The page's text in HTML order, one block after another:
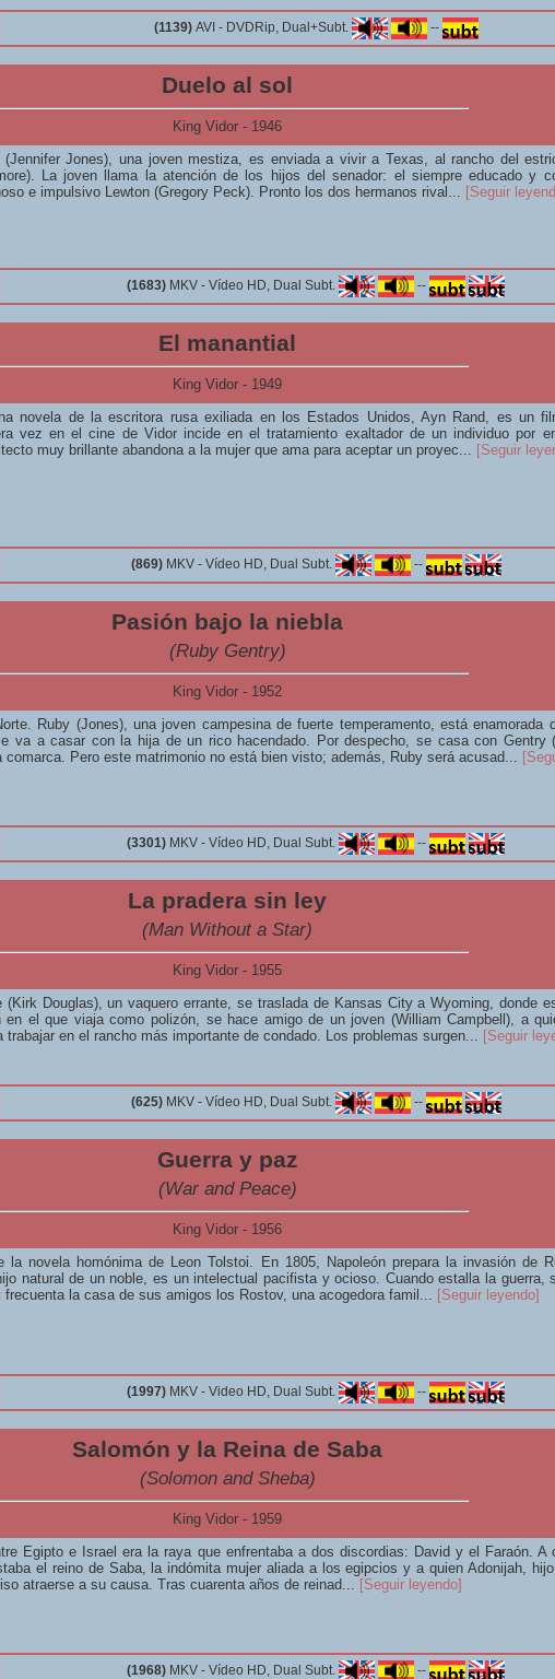
(1139) AVI - DVDRip, Dual+Subt. --
Duelo al sol
King Vidor - 1946
(Jennifer Jones), una joven mestiza, es enviada a vivir a Texas, al rancho del
La joven llama la atención de los hijos del senador: el siempre educado y
e impulsivo Lewton (Gregory Peck). Pronto los dos hermanos rival... [Seguir
(1683) MKV - Vídeo HD, Dual Subt. --
El manantial
King Vidor - 1949
novela de la escritora rusa exiliada en los Estados Unidos, Ayn Rand, es un
vez en el cine de Vidor incide en el tratamiento exaltador de un individuo por
muy brillante abandona a la mujer que ama para aceptar un proyec... [Seguir
(869) MKV - Vídeo HD, Dual Subt. --
Pasión bajo la niebla
(Ruby Gentry)
King Vidor - 1952
Ruby (Jones), una joven campesina de fuerte temperamento, está enamorada
va a casar con la hija de un rico hacendado. Por despecho, se casa con Gentry
comarca. Pero este matrimonio no está bien visto; además, Ruby será acusad...
(3301) MKV - Vídeo HD, Dual Subt. --
La pradera sin ley
(Man Without a Star)
King Vidor - 1955
(Kirk Douglas), un vaquero errante, se traslada de Kansas City a Wyoming, donde
el que viaja como polizón, se hace amigo de un joven (William Campbell), a
trabajar en el rancho más importante de condado. Los problemas surgen... [Seguir
(625) MKV - Vídeo HD, Dual Subt. --
Guerra y paz
(War and Peace)
King Vidor - 1956
la novela homónima de Leon Tolstoi. En 1805, Napoleón prepara la invasión de
natural de un noble, es un intelectual pacifista y ocioso. Cuando estalla la guerra,
la casa de sus amigos los Rostov, una acogedora famil... [Seguir leyendo]
(1997) MKV - Video HD, Dual Subt. --
Salomón y la Reina de Saba
(Solomon and Sheba)
King Vidor - 1959
Egipto e Israel era la raya que enfrentaba a dos discordias: David y el Faraón. A
el reino de Saba, la indómita mujer aliada a los egipcios y a quien Adonijah,
atraerse a su causa. Tras cuarenta años de reinad... [Seguir leyendo]
(1968) MKV - Vídeo HD, Dual Subt. --